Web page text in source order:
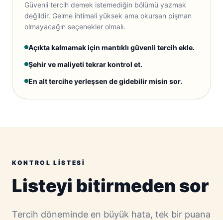
Güvenli tercih demek istemediğin bölümü yazmak
değildir. Gelme ihtimali yüksek ama okursan pişman
olmayacağın seçenekler olmalı.
Açıkta kalmamak için mantıklı güvenli tercih ekle.
Şehir ve maliyeti tekrar kontrol et.
En alt tercihe yerleşsen de gidebilir misin sor.
KONTROL LISTESI
Listeyi bitirmeden sor
Tercih döneminde en büyük hata, tek bir puana